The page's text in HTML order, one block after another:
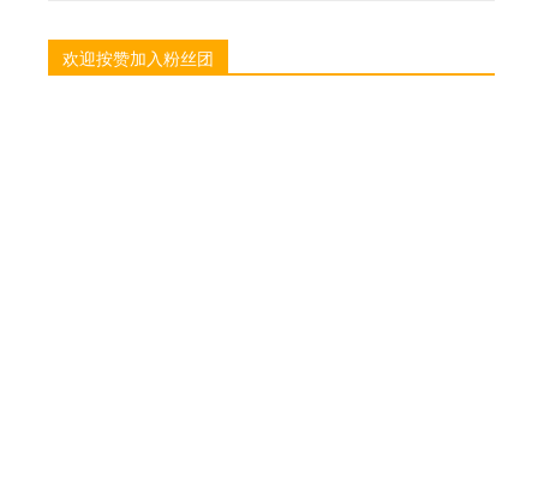
欢迎按赞加入粉丝团